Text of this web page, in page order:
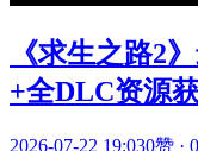
《求生之路2
+全DLC资源
2026-07-22 19:030赞 ·